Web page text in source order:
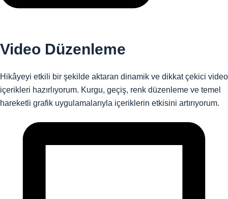
Video Düzenleme
Hikâyeyi etkili bir şekilde aktaran dinamik ve dikkat çekici video
içerikleri hazırlıyorum. Kurgu, geçiş, renk düzenleme ve temel
hareketli grafik uygulamalarıyla içeriklerin etkisini artırıyorum.